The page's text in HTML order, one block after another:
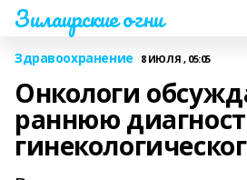
Зилаирские огни
Здравоохранение 8 ИЮЛЯ , 05:05
Онкологи
раннюю